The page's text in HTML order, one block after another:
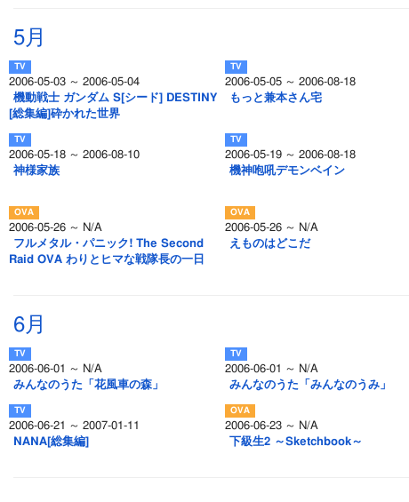
5月
2006-05-03 ～ 2006-05-04
機動戦士 ガンダム S[シード] DESTINY
[総集編]砕かれた世界
2006-05-05 ～ 2006-08-18
もっと兼本さん宅
2006-05-18 ～ 2006-08-10
神様家族
2006-05-19 ～ 2006-08-18
機神咆吼デモンベイン
2006-05-26 ～ N/A
フルメタル・パニック! The Second
Raid OVA わりとヒマな戦隊長の一日
2006-05-26 ～ N/A
えものはどこだ
6月
2006-06-01 ～ N/A
みんなのうた「花風車の森」
2006-06-01 ～ N/A
みんなのうた「みんなのうみ」
2006-06-21 ～ 2007-01-11
NANA[総集編]
2006-06-23 ～ N/A
下級生2 ～Sketchbook～